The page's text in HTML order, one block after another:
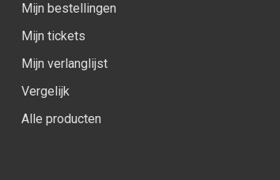
Mijn bestellingen
Mijn tickets
Mijn verlanglijst
Vergelijk
Alle producten